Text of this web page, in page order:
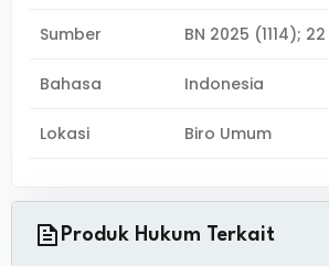
Sumber BN 2025 (1114);
Bahasa Indonesia
Lokasi Biro Umum
Produk Hukum Terkait